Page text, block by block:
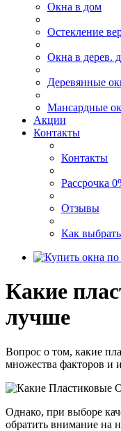
Окна в дом
Остекление
Окна в дерев.
Деревянные
Мансардные
Акции
Контакты
Контакты
Рассрочка
Отзывы
Как
Какие
лучше
Вопрос о том, какие
множества факторов и
Однако, при выборе
обратить внимание на